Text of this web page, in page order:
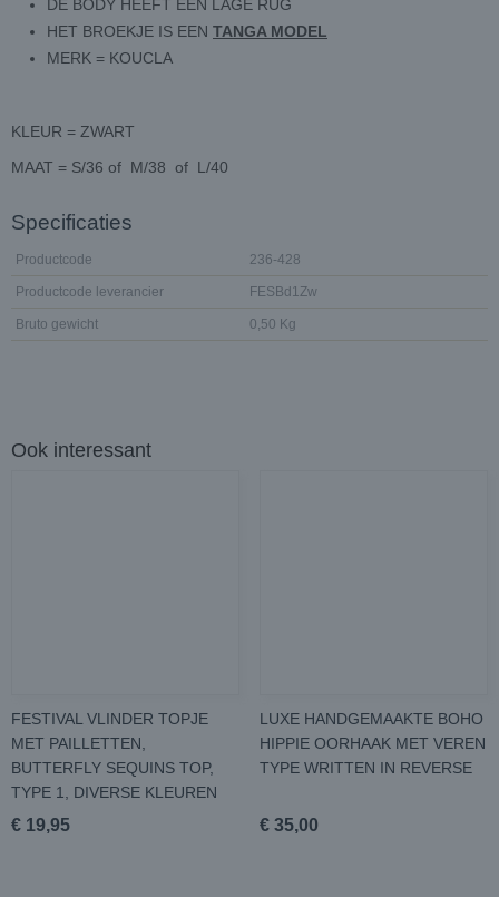
DE BODY HEEFT EEN LAGE RUG
HET BROEKJE IS EEN TANGA MODEL
MERK = KOUCLA
KLEUR = ZWART
MAAT = S/36 of M/38 of L/40
Specificaties
Productcode 236-428
Productcode leverancier FESBd1Zw
Bruto gewicht 0,50 Kg
Ook interessant
FESTIVAL VLINDER TOPJE
MET PAILLETTEN,
BUTTERFLY SEQUINS TOP,
TYPE 1, DIVERSE KLEUREN
€ 19,95
LUXE HANDGEMAAKTE BOHO
HIPPIE OORHAAK MET VEREN
TYPE WRITTEN IN REVERSE
€ 35,00